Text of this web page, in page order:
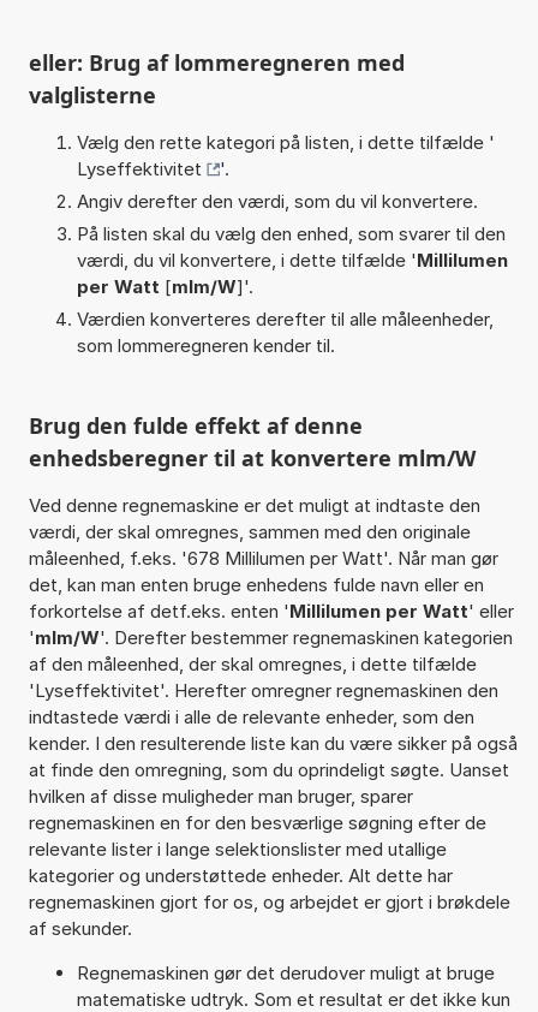
eller: Brug af lommeregneren med
valglisterne
Vælg den rette kategori på listen, i dette tilfælde '
Lyseffektivitet
'.
Angiv derefter den værdi, som du vil konvertere.
På listen skal du vælg den enhed, som svarer til den
værdi, du vil konvertere, i dette tilfælde 'Millilumen
per Watt [mlm/W]'.
Værdien konverteres derefter til alle måleenheder,
som lommeregneren kender til.
Brug den fulde effekt af denne
enhedsberegner til at konvertere mlm/W
Ved denne regnemaskine er det muligt at indtaste den
værdi, der skal omregnes, sammen med den originale
måleenhed, f.eks. '678 Millilumen per Watt'. Når man gør
det, kan man enten bruge enhedens fulde navn eller en
forkortelse af detf.eks. enten 'Millilumen per Watt' eller
'mlm/W'. Derefter bestemmer regnemaskinen kategorien
af den måleenhed, der skal omregnes, i dette tilfælde
'Lyseffektivitet'. Herefter omregner regnemaskinen den
indtastede værdi i alle de relevante enheder, som den
kender. I den resulterende liste kan du være sikker på også
at finde den omregning, som du oprindeligt søgte. Uanset
hvilken af disse muligheder man bruger, sparer
regnemaskinen en for den besværlige søgning efter de
relevante lister i lange selektionslister med utallige
kategorier og understøttede enheder. Alt dette har
regnemaskinen gjort for os, og arbejdet er gjort i brøkdele
af sekunder.
Regnemaskinen gør det derudover muligt at bruge
matematiske udtryk. Som et resultat er det ikke kun